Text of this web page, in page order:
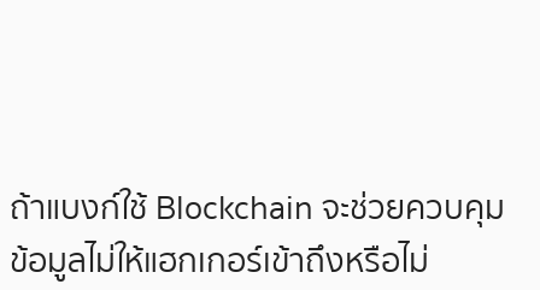
ถ้าแบงก์ใช้ Blockchain จะช่วยควบคุม
ข้อมูลไม่ให้แฮกเกอร์เข้าถึงหรือไม่